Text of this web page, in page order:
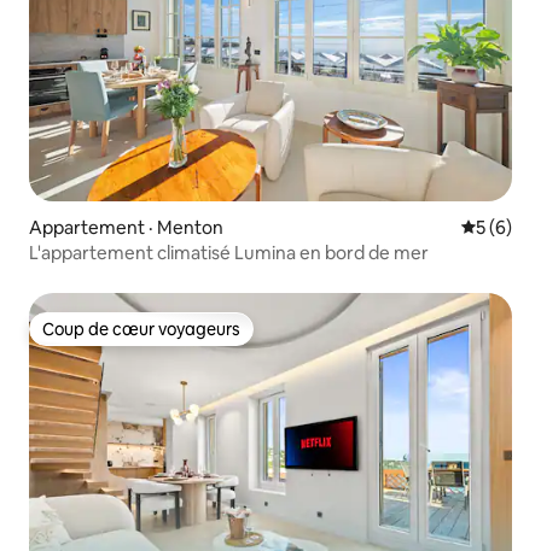
Appartement · Menton Note
5 (6)
L'appartement climatisé Lumina en bord de mer
Coup de cœur voyageurs
Coup de cœur voyageurs